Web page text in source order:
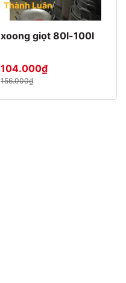
Thành Luân
xoong giọt 80l-100l
104.000₫
156.000₫